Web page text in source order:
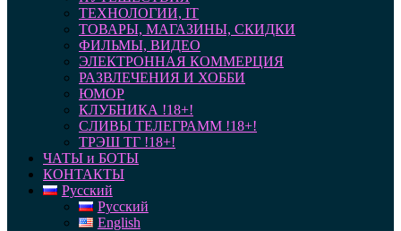
ТЕХНОЛОГИИ, IT
ТОВАРЫ, МАГАЗИНЫ, СКИДКИ
ФИЛЬМЫ, ВИДЕО
ЭЛЕКТРОННАЯ КОММЕРЦИЯ
РАЗВЛЕЧЕНИЯ И ХОББИ
ЮМОР
КЛУБНИКА !18+!
СЛИВЫ ТЕЛЕГРАММ !18+!
ТРЭШ ТГ !18+!
ЧАТЫ и БОТЫ
КОНТАКТЫ
Русский
Русский
English